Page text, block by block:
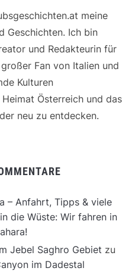
meine
Geschichten. Ich bin
und Redakteurin für
Fan von Italien und
Kulturen
Österreich und das
neu zu entdecken.
– Anfahrt, Tipps & viele
die Wüste: Wir fahren in
Jebel Saghro Gebiet zu
im Dadestal